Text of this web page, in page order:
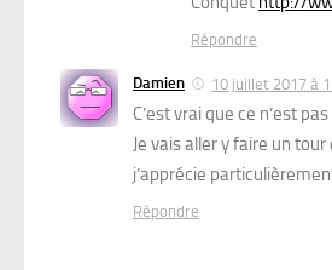
Répondre
Damien 10 juillet 2017 à
C’est vrai que ce n’est
Je vais aller y faire un
j’apprécie
Répondre